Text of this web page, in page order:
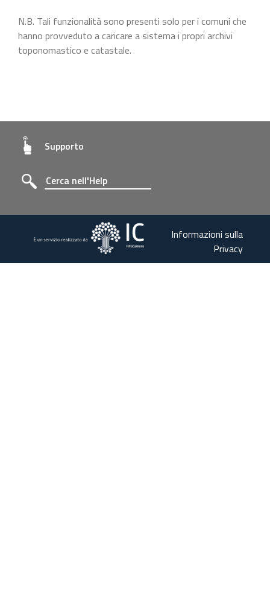
N.B. Tali funzionalità sono presenti solo per i comuni che
hanno provveduto a caricare a sistema i propri archivi
toponomastico e catastale.
Supporto
Informazioni sulla
Privacy